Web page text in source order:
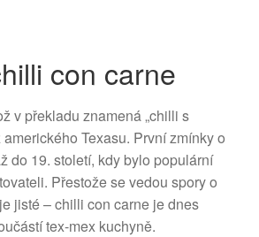
con carne
v překladu znamená „chilli s
amerického Texasu. První zmínky o
do 19. století, kdy bylo populární
Přestože se vedou spory o
jisté – chilli con carne je dnes
tex-mex kuchyně.